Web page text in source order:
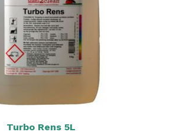
Turbo Rens 5L